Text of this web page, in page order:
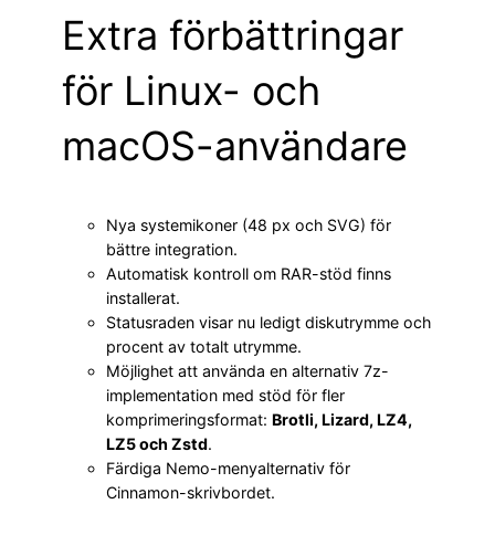
Extra förbättringar
för Linux- och
macOS-användare
Nya systemikoner (48 px och SVG) för
bättre integration.
Automatisk kontroll om RAR-stöd finns
installerat.
Statusraden visar nu ledigt diskutrymme och
procent av totalt utrymme.
Möjlighet att använda en alternativ 7z-
implementation med stöd för fler
komprimeringsformat: Brotli, Lizard, LZ4,
LZ5 och Zstd.
Färdiga Nemo-menyalternativ för
Cinnamon-skrivbordet.